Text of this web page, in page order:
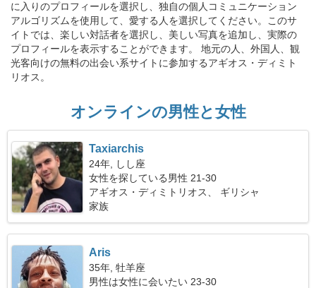
に入りのプロフィールを選択し、独自の個人コミュニケーション
アルゴリズムを使用して、愛する人を選択してください。このサ
イトでは、楽しい対話者を選択し、美しい写真を追加し、実際の
プロフィールを表示することができます。 地元の人、外国人、観
光客向けの無料の出会い系サイトに参加するアギオス・ディミト
リオス。
オンラインの男性と女性
Taxiarchis
24年, しし座
女性を探している男性 21-30
アギオス・ディミトリオス、 ギリシャ
家族
Aris
35年, 牡羊座
男性は女性に会いたい 23-30